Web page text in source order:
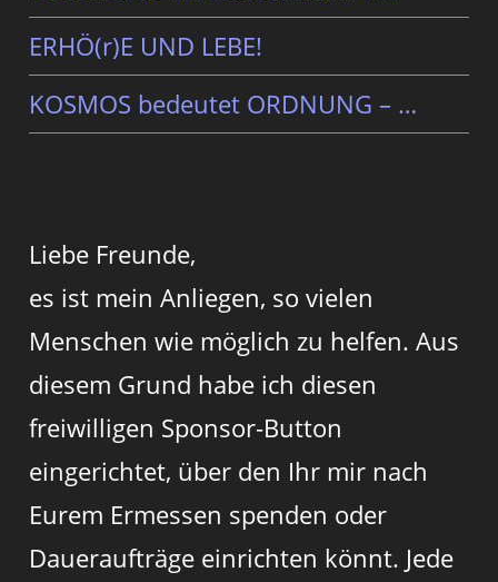
ERHÖ(r)E UND LEBE!
KOSMOS bedeutet ORDNUNG – …
Liebe Freunde,
es ist mein Anliegen, so vielen
Menschen wie möglich zu helfen. Aus
diesem Grund habe ich diesen
freiwilligen Sponsor-Button
eingerichtet, über den Ihr mir nach
Eurem Ermessen spenden oder
Daueraufträge einrichten könnt. Jede